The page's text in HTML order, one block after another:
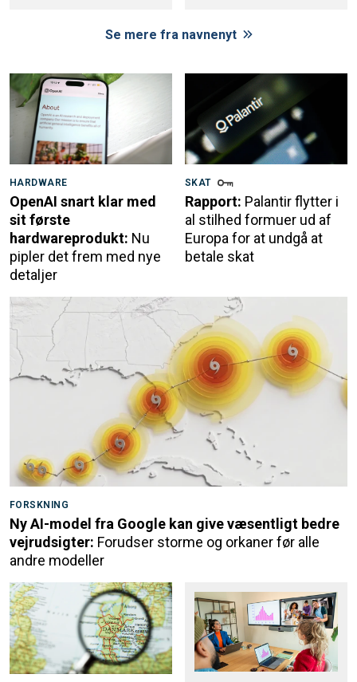
Se mere fra navnenyt
HARDWARE
OpenAI snart klar med
sit første
hardwareprodukt: Nu
pipler det frem med nye
detaljer
SKAT
Rapport: Palantir flytter i
al stilhed formuer ud af
Europa for at undgå at
betale skat
FORSKNING
Ny AI-model fra Google kan give væsentligt bedre
vejrudsigter: Forudser storme og orkaner før alle
andre modeller